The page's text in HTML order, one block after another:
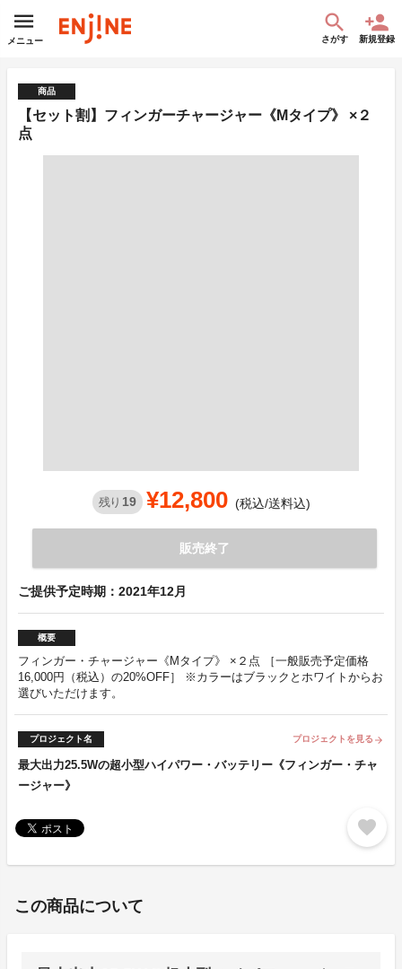
メニュー さがす 新規登録
商品
【セット割】フィンガーチャージャー《Mタイプ》 ×２
点
残り 19 ¥12,800 (税込/送料込)
販売終了
ご提供予定時期：2021年12月
概要
フィンガー・チャージャー《Mタイプ》 ×２点 ［一般販売予定価格
16,000円（税込）の20%OFF］ ※カラーはブラックとホワイトからお
選びいただけます。
プロジェクト名 プロジェクトを見る arrow_forward
最大出力25.5Wの超小型ハイパワー・バッテリー《フィンガー・チャ
ージャー》
favorite
この商品について